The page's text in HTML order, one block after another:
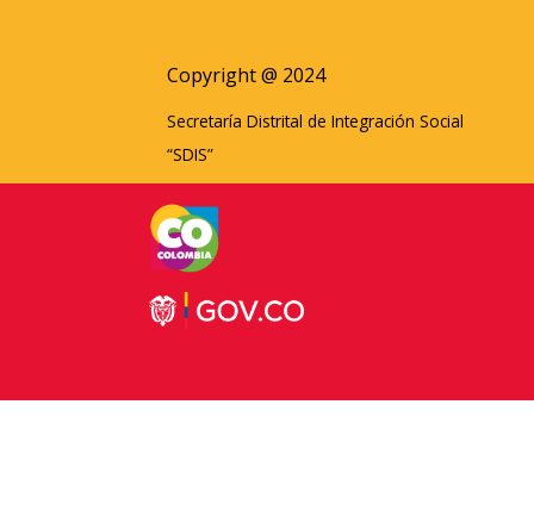
Copyright @ 2024
Secretaría Distrital de Integración Social
“SDIS”